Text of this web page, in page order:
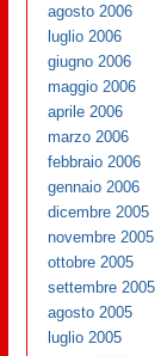
agosto 2006
luglio 2006
giugno 2006
maggio 2006
aprile 2006
marzo 2006
febbraio 2006
gennaio 2006
dicembre 2005
novembre 2005
ottobre 2005
settembre 2005
agosto 2005
luglio 2005